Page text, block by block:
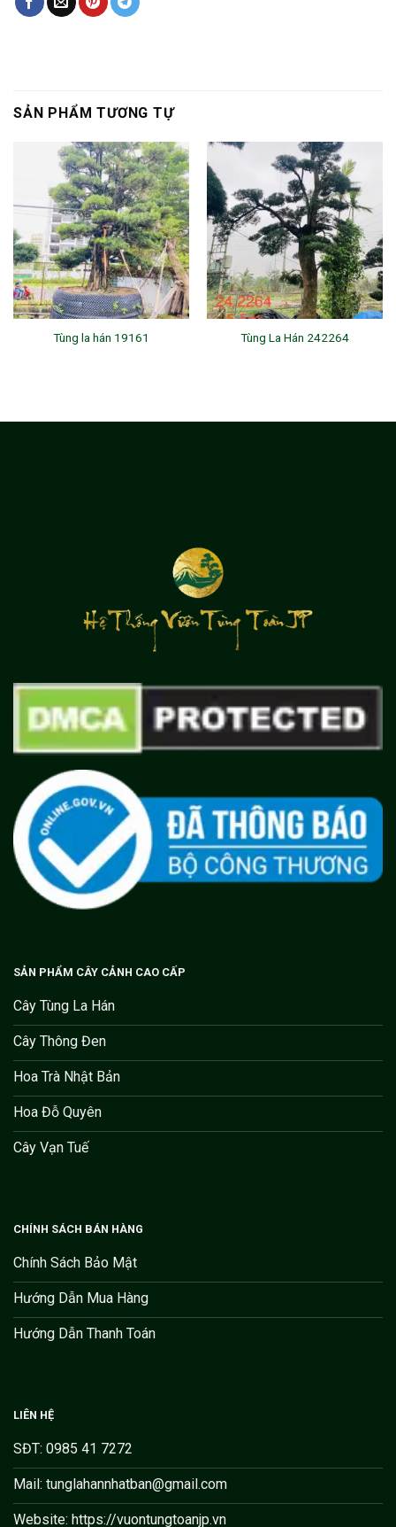
SẢN PHẨM TƯƠNG TỰ
Tùng la hán 19161 Tùng La Hán 242264
SẢN PHẨM CÂY CẢNH CAO CẤP
Cây Tùng La Hán
Cây Thông Đen
Hoa Trà Nhật Bản
Hoa Đỗ Quyên
Cây Vạn Tuế
CHÍNH SÁCH BÁN HÀNG
Chính Sách Bảo Mật
Hướng Dẫn Mua Hàng
Hướng Dẫn Thanh Toán
LIÊN HỆ
SĐT: 0985 41 7272
Mail: tunglahannhatban@gmail.com
Website: https://vuontungtoanjp.vn